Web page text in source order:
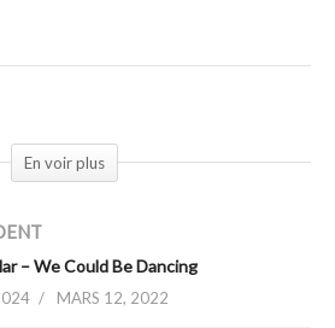
En voir plus
– We Could Be Dancing
MARS 12, 2022